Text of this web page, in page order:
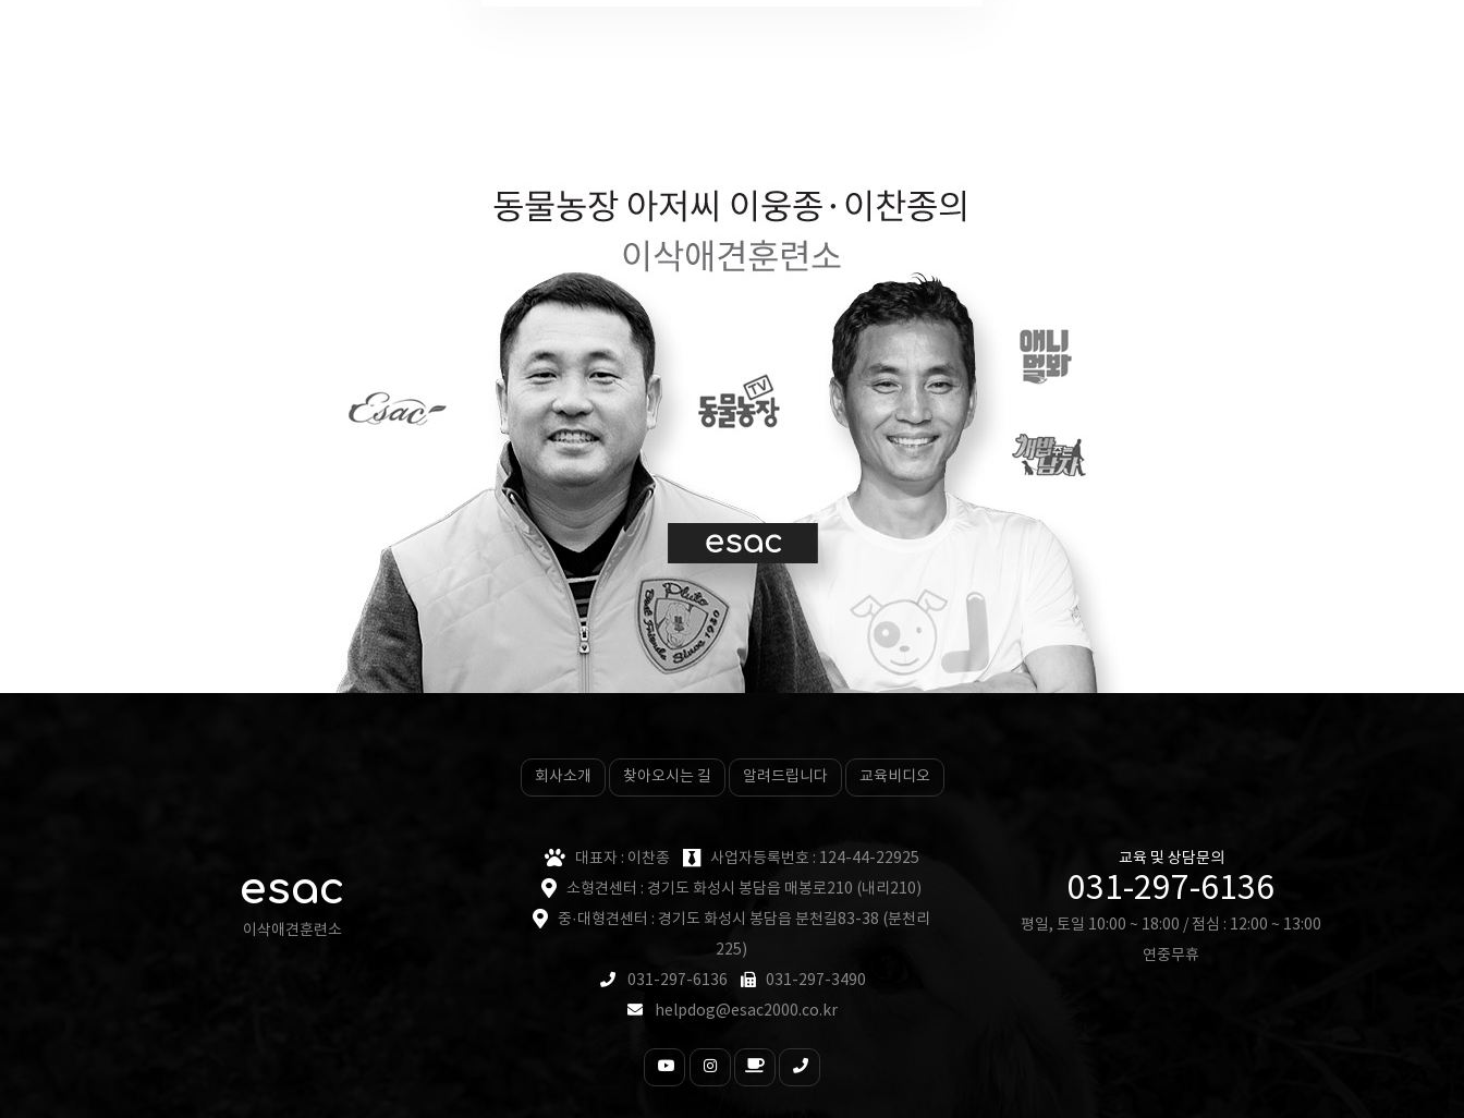
회사소개 찾아오시는 길 알려드립니다 교육비디오
esac
이삭애견훈련소
대표자 : 이찬종
사업자등록번호 : 124-44-22925
소형견센터 : 경기도 화성시 봉담읍 매봉로210 (내리210)
중·대형견센터 : 경기도 화성시 봉담읍 분천길83-38 (분천리
225)
031-297-6136
031-297-3490
helpdog@esac2000.co.kr
교육 및 상담문의
031-297-6136
평일, 토일 10:00 ~ 18:00 / 점심 : 12:00 ~ 13:00
연중무휴